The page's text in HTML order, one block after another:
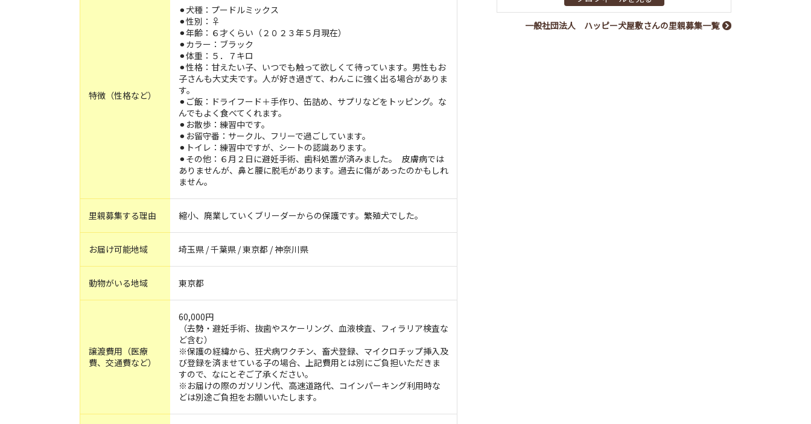
特徴（性格など）
⚫︎犬種：プードルミックス
⚫︎性別：♀
⚫︎年齢：６才くらい（２０２３年５月現在）
⚫︎カラー：ブラック
⚫︎体重：５．７キロ
⚫︎性格：甘えたい子、いつでも触って欲しくて待っています。男性もお
子さんも大丈夫です。人が好き過ぎて、わんこに強く出る場合がありま
す。
⚫︎ご飯：ドライフード＋手作り、缶詰め、サプリなどをトッピング。な
んでもよく食べてくれます。
⚫︎お散歩：練習中です。
⚫︎お留守番：サークル、フリーで過ごしています。
⚫︎トイレ：練習中ですが、シートの認識あります。
⚫︎その他：６月２日に避妊手術、歯科処置が済みました。 皮膚病では
ありませんが、鼻と腰に脱毛があります。過去に傷があったのかもしれ
ません。
里親募集する理由 縮小、廃業していくブリーダーからの保護です。繁殖犬でした。
お届け可能地域 埼玉県 / 千葉県 / 東京都 / 神奈川県
動物がいる地域 東京都
譲渡費用（医療
費、交通費など）
60,000円
（去勢・避妊手術、抜歯やスケーリング、血液検査、フィラリア検査な
ど含む）
※保護の経緯から、狂犬病ワクチン、畜犬登録、マイクロチップ挿入及
び登録を済ませている子の場合、上記費用とは別にご負担いただきま
すので、なにとぞご了承ください。
※お届けの際のガソリン代、高速道路代、コインパーキング利用時な
どは別途ご負担をお願いいたします。
一般社団法人 ハッピー犬屋敷さんの里親募集一覧